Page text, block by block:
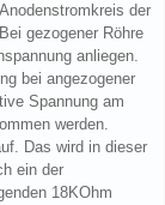
der
gezogener Röhre
anliegen.
bei angezogener
Spannung am
werden.
Das wird in dieser
ein der
18KOhm